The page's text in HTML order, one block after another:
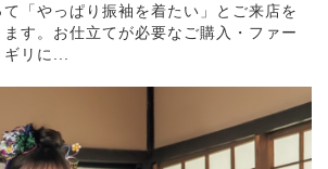
「やっぱり振袖を着たい」とご来店を
す。お仕立てが必要なご購入・ファー
リに...